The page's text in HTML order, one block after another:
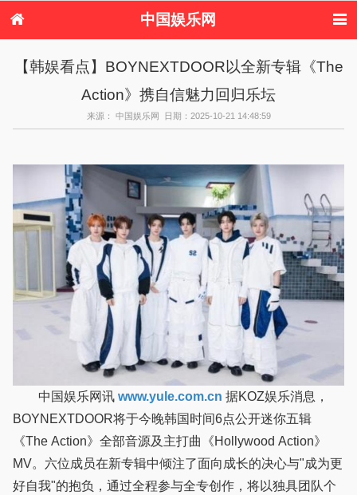
中国娱乐网
电视剧
演唱会 综艺节目
偶像活动
【韩娱看点】BOYNEXTDOOR以全新专辑《The
Action》携自信魅力回归乐坛
来源： 中国娱乐网 日期：2025-10-21 14:48:59
中国娱乐网讯 www.yule.com.cn
BOYNEXTDOOR将于今晚韩国时间6点公开迷你五辑
《The Action》全部音源及主打曲《Hollywood Action》
MV。六位成员在新专辑中倾注了面向成长的决心与"成为更
好自我"的抱负，通过全程参与全专创作，将以独具团队个